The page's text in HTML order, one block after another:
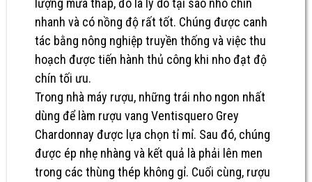
lượng mưa thấp, đó là lý do tại sao nho chín
nhanh và có nồng độ rất tốt. Chúng được canh
tác bằng nông nghiệp truyền thống và việc thu
hoạch được tiến hành thủ công khi nho đạt độ
chín tối ưu.
Trong nhà máy rượu, những trái nho ngon nhất
dùng để làm rượu vang Ventisquero Grey
Chardonnay được lựa chọn tỉ mỉ. Sau đó, chúng
được ép nhẹ nhàng và kết quả là phải lên men
trong các thùng thép không gỉ. Cuối cùng, rượu